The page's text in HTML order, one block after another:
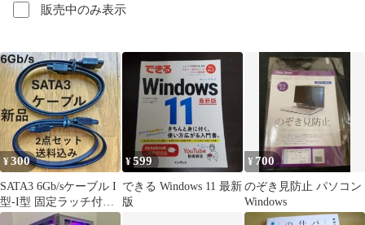
販売中のみ表示
¥300
SATA3 6Gb/sケーブル I
型-I型 固定ラッチ付
き 黒
¥599
できる Windows 11 最新
版
¥ 700
のぞき見防止 パソコン
Windows